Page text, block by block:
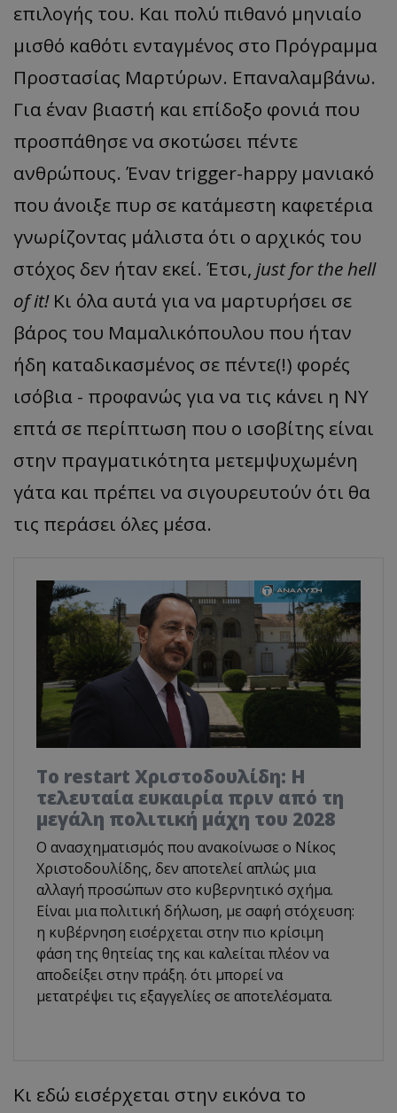
επιλογής του. Και πολύ πιθανό μηνιαίο
μισθό καθότι ενταγμένος στο Πρόγραμμα
Προστασίας Μαρτύρων. Επαναλαμβάνω.
Για έναν βιαστή και επίδοξο φονιά που
προσπάθησε να σκοτώσει πέντε
ανθρώπους. Έναν trigger-happy μανιακό
που άνοιξε πυρ σε κατάμεστη καφετέρια
γνωρίζοντας μάλιστα ότι ο αρχικός του
στόχος δεν ήταν εκεί. Έτσι, just for the hell
of it!Κι όλα αυτά για να μαρτυρήσει σε
βάρος του Μαμαλικόπουλου που ήταν
ήδη καταδικασμένος σε πέντε(!) φορές
ισόβια - προφανώς για να τις κάνει η ΝΥ
επτά σε περίπτωση που ο ισοβίτης είναι
στην πραγματικότητα μετεμψυχωμένη
γάτα και πρέπει να σιγουρευτούν ότι θα
τις περάσει όλες μέσα.
Το restart Χριστοδουλίδη: Η
τελευταία ευκαιρία πριν από τη
μεγάλη πολιτική μάχη του 2028
Ο ανασχηματισμός που ανακοίνωσε ο Νίκος
Χριστοδουλίδης, δεν αποτελεί απλώς μια
αλλαγή προσώπων στο κυβερνητικό σχήμα.
Είναι μια πολιτική δήλωση, με σαφή στόχευση:
η κυβέρνηση εισέρχεται στην πιο κρίσιμη
φάση της θητείας της και καλείται πλέον να
αποδείξει στην πράξη. ότι μπορεί να
μετατρέψει τις εξαγγελίες σε αποτελέσματα.
Κι εδώ εισέρχεται στην εικόνα το